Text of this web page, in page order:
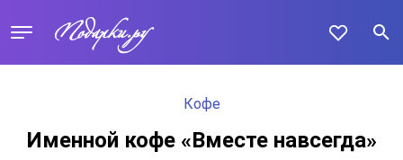
Кофе
Именной кофе «Вместе навсегда»